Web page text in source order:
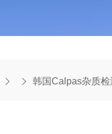
韩国Calpas杂质检